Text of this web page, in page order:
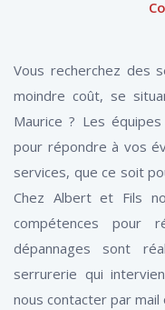
Vous recherchez des
moindre coût, se
Maurice ? Les
pour répondre à vos
services, que ce soit
Chez Albert et Fils
compétences pour
dépannages sont
serrurerie qui
nous contacter par